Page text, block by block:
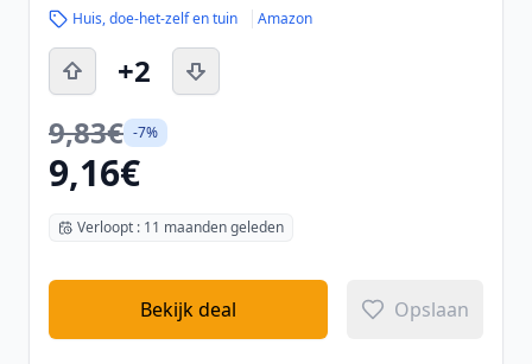
Huis, doe-het-zelf en tuin Amazon
+2
9,83€ -7%
9,16€
Verloopt : 11 maanden geleden
Bekijk deal Opslaan